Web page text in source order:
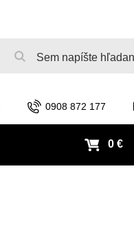
0908 872 177
0 €